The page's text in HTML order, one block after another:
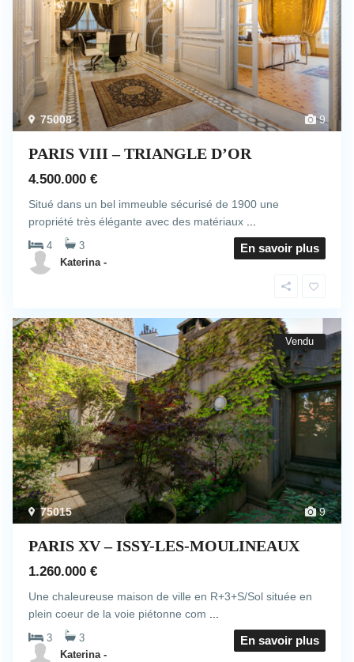
9
75008
PARIS VIII – TRIANGLE D’OR
4.500.000 €
Situé dans un bel immeuble sécurisé de 1900 une
propriété très élégante avec des matériaux
4 3 En savoir plus
Katerina -
9
75015
Vendu
PARIS XV – ISSY-LES-MOULINEAUX
1.260.000 €
Une chaleureuse maison de ville en R+3+S/Sol située en
plein coeur de la voie piétonne com
3 3 En savoir plus
Katerina -